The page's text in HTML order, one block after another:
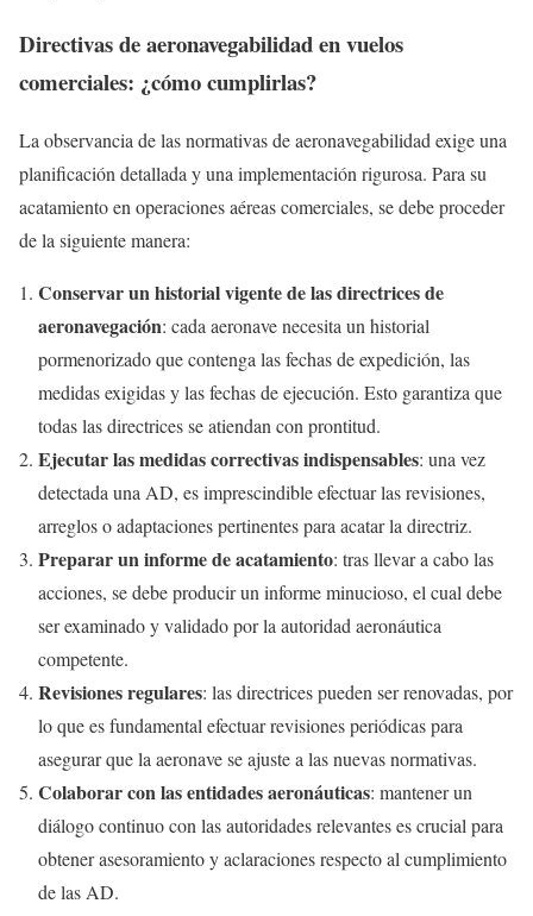
Directivas de aeronavegabilidad en vuelos
comerciales: ¿cómo cumplirlas?
La observancia de las normativas de aeronavegabilidad exige una
planificación detallada y una implementación rigurosa. Para su
acatamiento en operaciones aéreas comerciales, se debe proceder
de la siguiente manera:
Conservar un historial vigente de las directrices de
aeronavegación: cada aeronave necesita un historial
pormenorizado que contenga las fechas de expedición, las
medidas exigidas y las fechas de ejecución. Esto garantiza que
todas las directrices se atiendan con prontitud.
Ejecutar las medidas correctivas indispensables: una vez
detectada una AD, es imprescindible efectuar las revisiones,
arreglos o adaptaciones pertinentes para acatar la directriz.
Preparar un informe de acatamiento: tras llevar a cabo las
acciones, se debe producir un informe minucioso, el cual debe
ser examinado y validado por la autoridad aeronáutica
competente.
Revisiones regulares: las directrices pueden ser renovadas, por
lo que es fundamental efectuar revisiones periódicas para
asegurar que la aeronave se ajuste a las nuevas normativas.
Colaborar con las entidades aeronáuticas: mantener un
diálogo continuo con las autoridades relevantes es crucial para
obtener asesoramiento y aclaraciones respecto al cumplimiento
de las AD.